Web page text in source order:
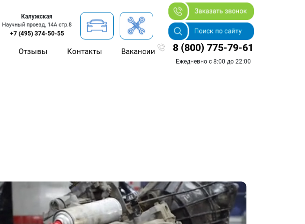
Калужская
Научный проезд, 14А стр.8
+7 (495) 374-50-55
Отзывы Контакты Вакансии 8 (800) 775-79-61
Ежедневно с 8:00 до 22:00